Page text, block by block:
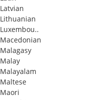
Latvian
Lithuanian
Luxembou..
Macedonian
Malagasy
Malay
Malayalam
Maltese
Maori